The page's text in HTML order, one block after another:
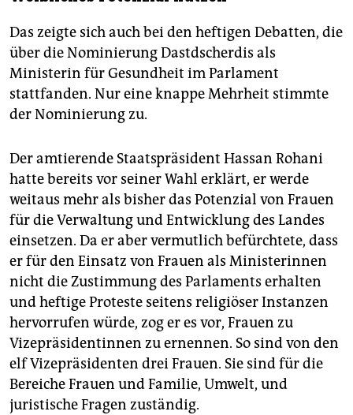
Das zeigte sich auch bei den heftigen Debatten, die
über die Nominierung Dastdscherdis als
Ministerin für Gesundheit im Parlament
stattfanden. Nur eine knappe Mehrheit stimmte
der Nominierung zu.
Der amtierende Staatspräsident Hassan Rohani
hatte bereits vor seiner Wahl erklärt, er werde
weitaus mehr als bisher das Potenzial von Frauen
für die Verwaltung und Entwicklung des Landes
einsetzen. Da er aber vermutlich befürchtete, dass
er für den Einsatz von Frauen als Ministerinnen
nicht die Zustimmung des Parlaments erhalten
und heftige Proteste seitens religiöser Instanzen
hervorrufen würde, zog er es vor, Frauen zu
Vizepräsidentinnen zu ernennen. So sind von den
elf Vizepräsidenten drei Frauen. Sie sind für die
Bereiche Frauen und Familie, Umwelt, und
juristische Fragen zuständig.